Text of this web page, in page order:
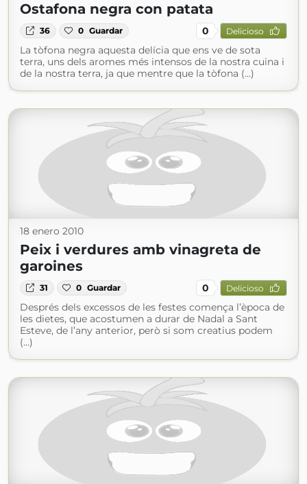
Ostafona negra con patata
36 0 Guardar 0 Delicioso
La tòfona negra aquesta delícia que ens ve de sota
terra, uns dels aromes més intensos de la nostra cuina i
de la nostra terra, ja que mentre que la tòfona (...)
18 enero 2010
Peix i verdures amb vinagreta de
garoines
31 0 Guardar 0 Delicioso
Després dels excessos de les festes comença l’època de
les dietes, que acostumen a durar de Nadal a Sant
Esteve, de l’any anterior, però si som creatius podem
(...)